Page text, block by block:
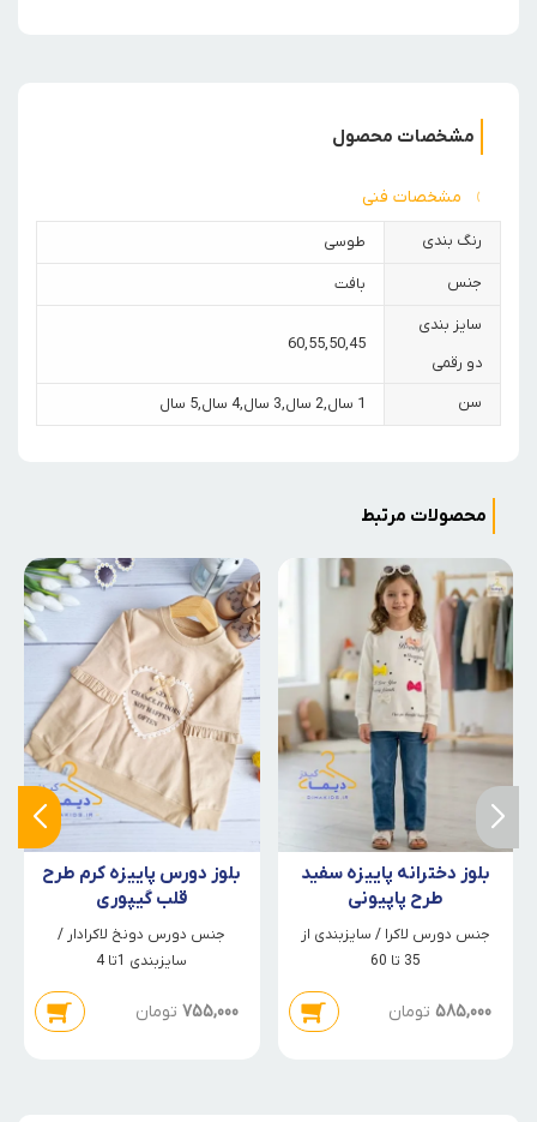
مشخصات محصول
مشخصات فنی
رنگ بندی طوسی
جنس بافت
سایز بندی
دو رقمی
45
,
50
,
55
,
60
سن 1 سال ,2 سال ,3 سال ,4 سال ,5 سال
محصولات مرتبط
بلوز دخترانه پاییزه سفید
طرح پاپیونی
جنس دورس لاکرا / سایزبندی از
35 تا 60
585,000 تومان
بلوز دورس پاییزه کرم طرح
قلب گیپوری
جنس دورس دونخ لاکرادار /
سایزبندی 1تا 4
755,000 تومان